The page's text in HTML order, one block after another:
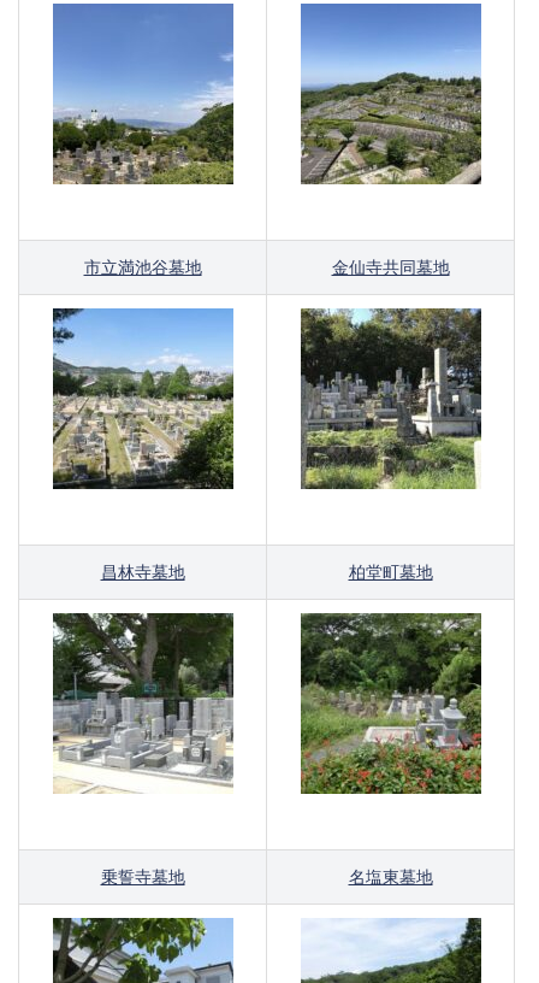
市立満池谷墓地 金仙寺共同墓地
昌林寺墓地 柏堂町墓地
乗誓寺墓地 名塩東墓地